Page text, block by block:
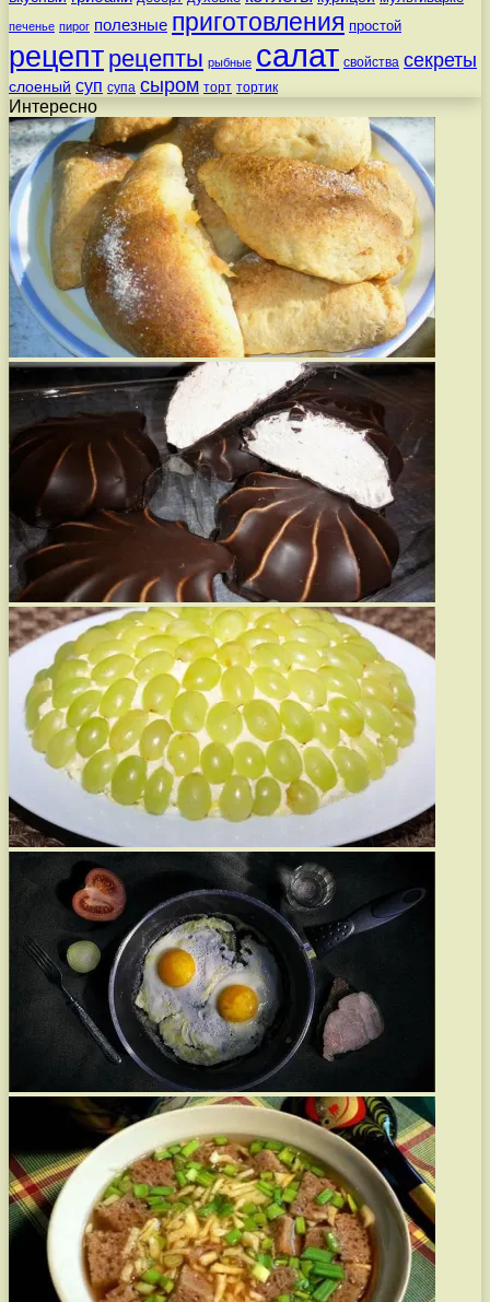
печенье пирог полезные приготовления простой
рецепт рецепты рыбные салат свойства секреты
слоеный суп супа сыром торт тортик
Интересно